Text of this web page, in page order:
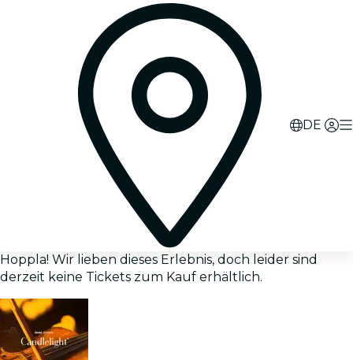
DE
Hoppla! Wir lieben dieses Erlebnis, doch leider sind
derzeit keine Tickets zum Kauf erhältlich.